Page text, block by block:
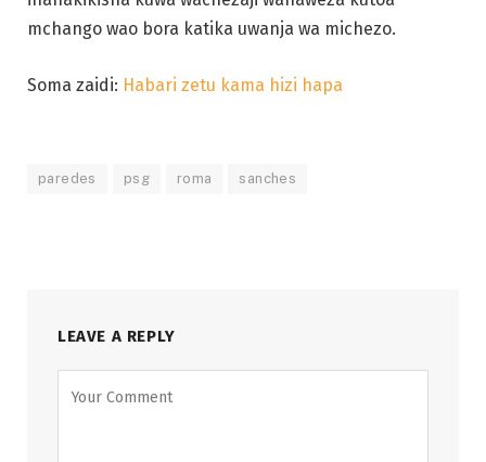
mchango wao bora katika uwanja wa michezo.
Soma zaidi: Habari zetu kama hizi hapa
paredes psg roma sanches
LEAVE A REPLY